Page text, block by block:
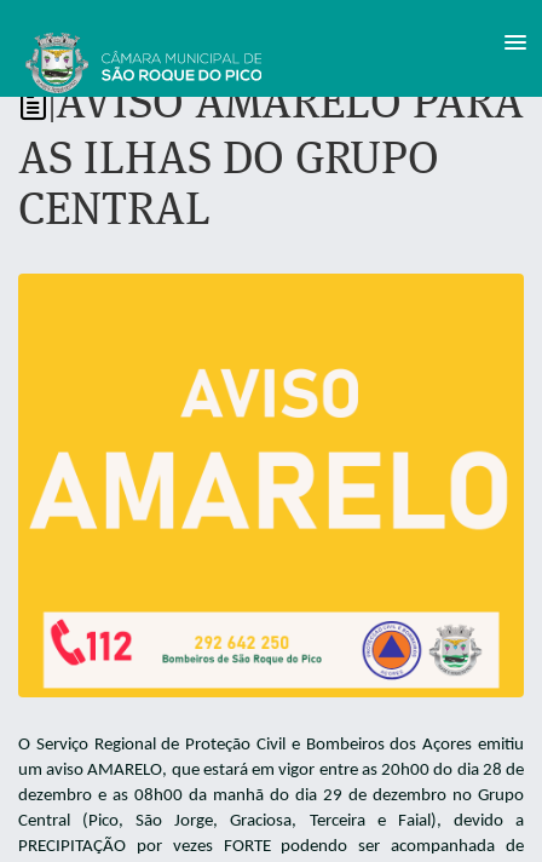
AVISO AMARELO PARA
AS ILHAS DO GRUPO
CENTRAL
O Serviço Regional de Proteção Civil e Bombeiros dos Açores emitiu
um aviso AMARELO, que estará em vigor entre as 20h00 do dia 28 de
dezembro e as 08h00 da manhã do dia 29 de dezembro no Grupo
Central (Pico, São Jorge, Graciosa, Terceira e Faial), devido a
PRECIPITAÇÃO por vezes FORTE podendo ser acompanhada de